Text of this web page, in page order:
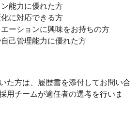
能力に優れた方
に対応できる方
ーションに興味をお持ちの方
己管理能力に優れた方
た方は、履歴書を添付してお問い合
用チームが適任者の選考を行いま